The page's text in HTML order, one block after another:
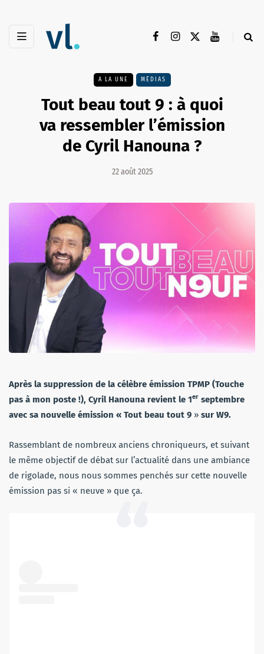
A LA UNE MÉDIAS
Tout beau tout 9 : à quoi
va ressembler l’émission
de Cyril Hanouna ?
22 août 2025
Après la suppression de la célèbre émission TPMP (Touche
pas à mon poste !), Cyril Hanouna revient le 1er septembre
avec sa nouvelle émission « Tout beau tout 9 » sur W9.
Rassemblant de nombreux anciens chroniqueurs, et suivant
le même objectif de débat sur l’actualité dans une ambiance
de rigolade, nous nous sommes penchés sur cette nouvelle
émission pas si « neuve » que ça.